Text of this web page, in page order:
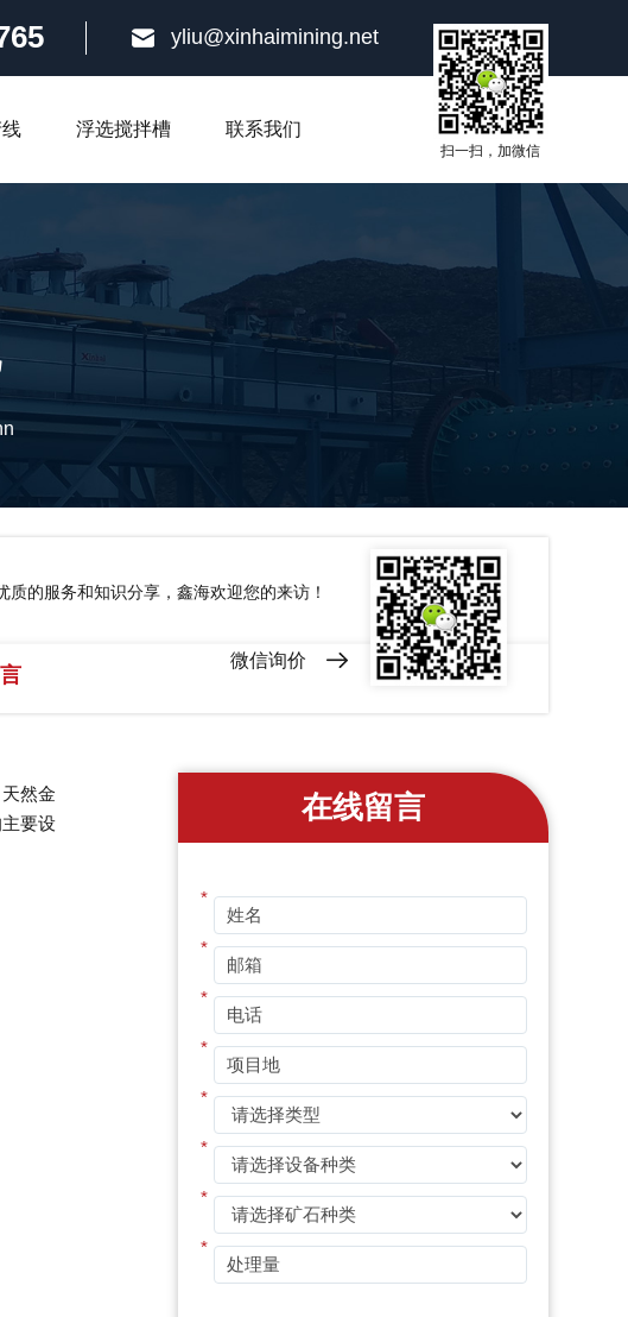
yliu@xinhaimining.net
扫一扫，加微信
浮选搅拌槽 联系我们
的服务和知识分享，鑫海欢迎您的来访！
微信询价
然金
要设
在线留言
*
*
*
*
*
*
*
*